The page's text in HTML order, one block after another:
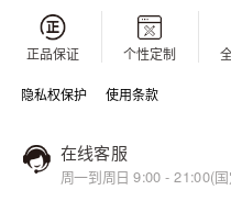
正品保证 个性定制
隐私权保护 使用条款
在线客服
周一到周日 9:00 - 21:00(